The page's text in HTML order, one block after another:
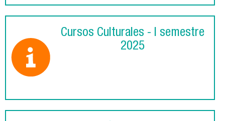
Cursos Culturales - I semestre
2025